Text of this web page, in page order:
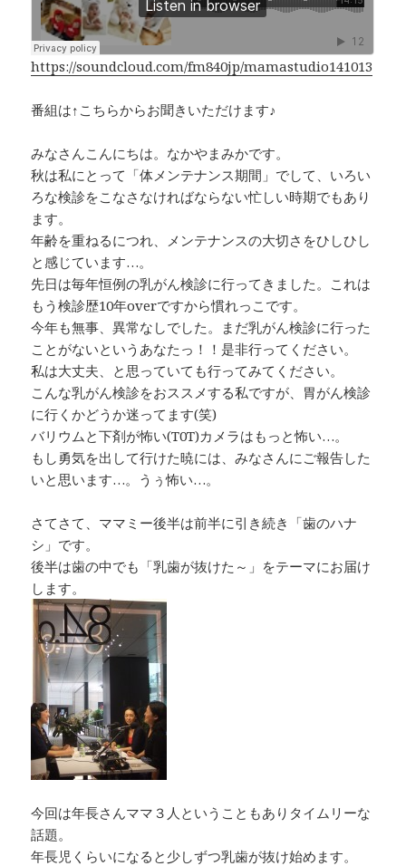
o
o
k
d
s
n
k
https://soundcloud.com/fm840jp/mamastudio141013
番組は↑こちらからお聞きいただけます♪
みなさんこんにちは。なかやまみかです。
秋は私にとって「体メンテナンス期間」でして、いろい
ろな検診をこなさなければならない忙しい時期でもあり
ます。
年齢を重ねるにつれ、メンテナンスの大切さをひしひし
と感じています…。
先日は毎年恒例の乳がん検診に行ってきました。これは
もう検診歴10年overですから慣れっこです。
今年も無事、異常なしでした。まだ乳がん検診に行った
ことがないというあなたっ！！是非行ってください。
私は大丈夫、と思っていても行ってみてください。
こんな乳がん検診をおススメする私ですが、胃がん検診
に行くかどうか迷ってます(笑)
バリウムと下剤が怖い(T0T)カメラはもっと怖い…。
もし勇気を出して行けた暁には、みなさんにご報告した
いと思います…。うぅ怖い…。
さてさて、ママミー後半は前半に引き続き「歯のハナ
シ」です。
後半は歯の中でも「乳歯が抜けた～」をテーマにお届け
します。
今回は年長さんママ３人ということもありタイムリーな
話題。
年長児くらいになると少しずつ乳歯が抜け始めます。